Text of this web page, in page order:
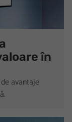
în
avantaje